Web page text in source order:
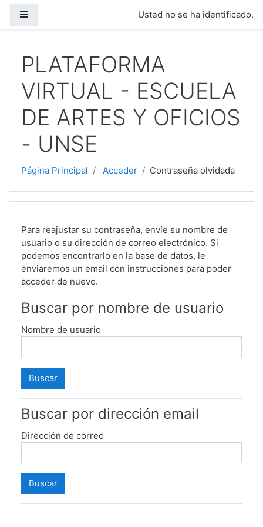
Usted no se ha identificado.
PLATAFORMA
VIRTUAL - ESCUELA
DE ARTES Y OFICIOS
- UNSE
Página Principal Acceder Contraseña olvidada
Para reajustar su contraseña, envíe su nombre de
usuario o su dirección de correo electrónico. Si
podemos encontrarlo en la base de datos, le
enviaremos un email con instrucciones para poder
acceder de nuevo.
Buscar por nombre de usuario
Nombre de usuario
Buscar por dirección email
Dirección de correo